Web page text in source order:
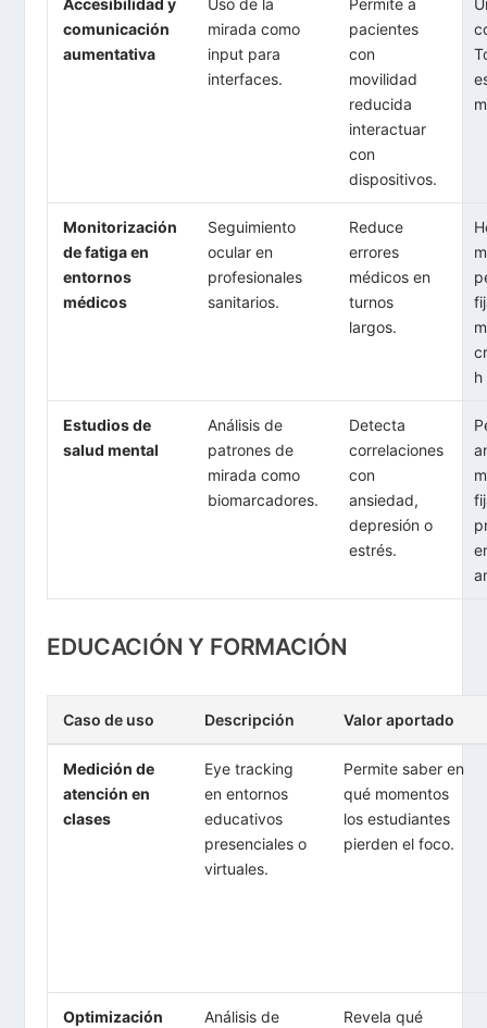
Accesibilidad y
comunicación
aumentativa
Uso de la
mirada como
input para
interfaces.
Permite a
pacientes
con
movilidad
reducida
interactuar
con
dispositivos.
Monitorización
de fatiga en
entornos
médicos
Seguimiento
ocular en
profesionales
sanitarios.
Reduce
errores
médicos en
turnos
largos.
h
Estudios de
salud mental
Análisis de
patrones de
mirada como
biomarcadores.
Detecta
correlaciones
con
ansiedad,
depresión o
estrés.
EDUCACIÓN Y FORMACIÓN
Caso de uso Descripción Valor aportado
Medición de
atención en
clases
Eye tracking
en entornos
educativos
presenciales o
virtuales.
Permite saber en
qué momentos
los estudiantes
pierden el foco.
Optimización
Análisis de
Revela qué